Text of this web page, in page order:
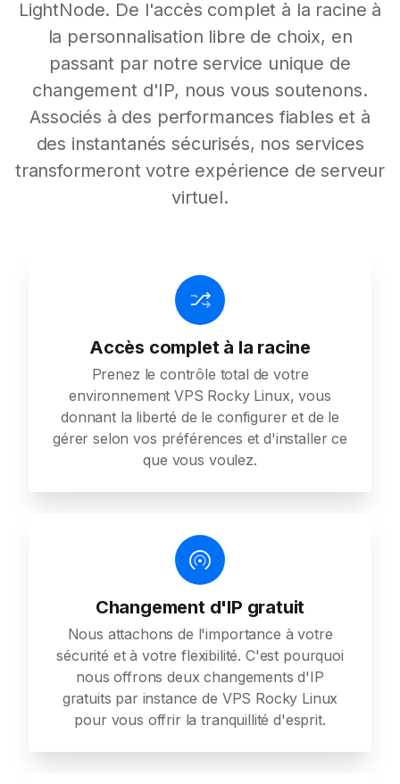
LightNode. De l'accès complet à la racine à
la personnalisation libre de choix, en
passant par notre service unique de
changement d'IP, nous vous soutenons.
Associés à des performances fiables et à
des instantanés sécurisés, nos services
transformeront votre expérience de serveur
virtuel.
Accès complet à la racine
Prenez le contrôle total de votre
environnement VPS Rocky Linux, vous
donnant la liberté de le configurer et de le
gérer selon vos préférences et d'installer ce
que vous voulez.
Changement d'IP gratuit
Nous attachons de l'importance à votre
sécurité et à votre flexibilité. C'est pourquoi
nous offrons deux changements d'IP
gratuits par instance de VPS Rocky Linux
pour vous offrir la tranquillité d'esprit.